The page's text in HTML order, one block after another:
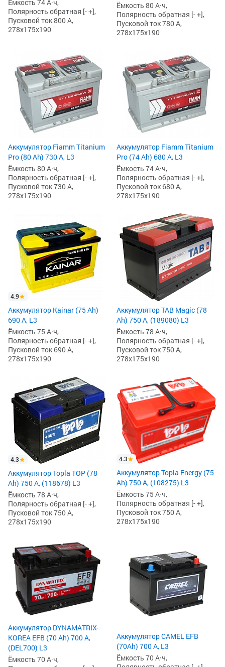
Ёмкость 74 А·ч,
Полярность обратная [- +],
Пусковой ток 800 А,
278x175x190
Ёмкость 80 А·ч,
Полярность обратная [- +],
Пусковой ток 780 А,
278x175x190
Аккумулятор Fiamm Titanium
Pro (80 Ah) 730 А, L3
Ёмкость 80 А·ч,
Полярность обратная [- +],
Пусковой ток 730 А,
278x175x190
Аккумулятор Fiamm Titanium
Pro (74 Ah) 680 А, L3
Ёмкость 74 А·ч,
Полярность обратная [- +],
Пусковой ток 680 А,
278x175x190
4.9
Аккумулятор Kainar (75 Ah)
690 А, L3
Ёмкость 75 А·ч,
Полярность обратная [- +],
Пусковой ток 690 А,
278x175x190
Аккумулятор TAB Magic (78
Ah) 750 А, (189080) L3
Ёмкость 78 А·ч,
Полярность обратная [- +],
Пусковой ток 750 А,
278x175x190
4.3
Аккумулятор Topla TOP (78
Ah) 750 А, (118678) L3
Ёмкость 78 А·ч,
Полярность обратная [- +],
Пусковой ток 750 А,
278x175x190
4.3
Аккумулятор Topla Energy (75
Ah) 750 А, (108275) L3
Ёмкость 75 А·ч,
Полярность обратная [- +],
Пусковой ток 750 А,
278x175x190
Аккумулятор DYNAMATRIX-
KOREA EFB (70 Ah) 700 А,
(DEL700) L3
Ёмкость 70 А·ч,
Аккумулятор CAMEL EFB
(70Ah) 700 А, L3
Ёмкость 70 А·ч,